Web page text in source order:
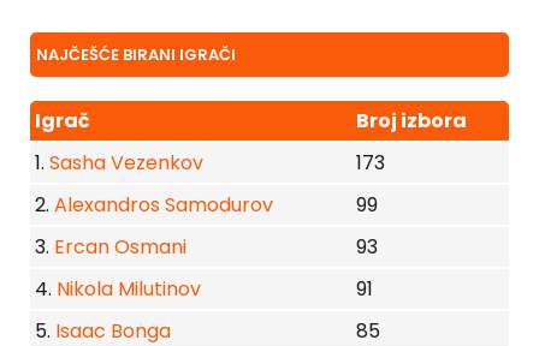
NAJČEŠĆE BIRANI IGRAČI
Igrač
Broj izbora
1. Sasha Vezenkov
173
2. Alexandros Samodurov
99
3. Ercan Osmani
93
4. Nikola Milutinov
91
5. Isaac Bonga 85